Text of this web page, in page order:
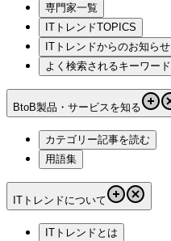
専門家一覧
ITトレンドTOPICS
ITトレンドからのお知らせ
よく検索されるキーワード
BtoB製品・サービスを知る
カテゴリー記事を読む
用語集
ITトレンドについて
ITトレンドとは